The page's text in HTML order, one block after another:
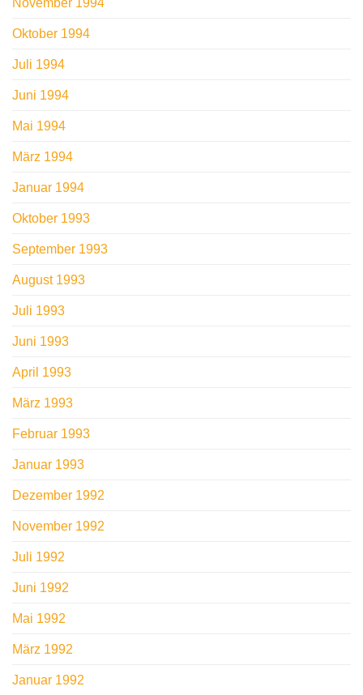
November 1994
Oktober 1994
Juli 1994
Juni 1994
Mai 1994
März 1994
Januar 1994
Oktober 1993
September 1993
August 1993
Juli 1993
Juni 1993
April 1993
März 1993
Februar 1993
Januar 1993
Dezember 1992
November 1992
Juli 1992
Juni 1992
Mai 1992
März 1992
Januar 1992